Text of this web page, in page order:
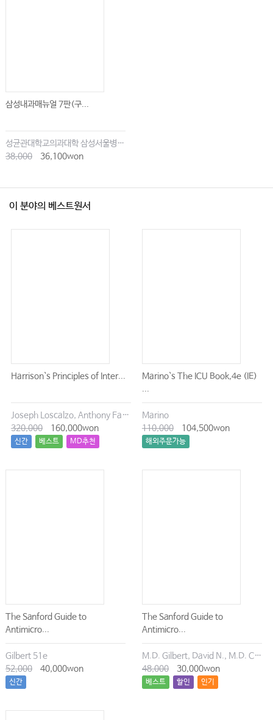
삼성내과매뉴얼 7판(구...
성균관대학교의과대학 삼성서울병원내과
38,000
36,100won
이 분야의 베스트원서
Harrison`s Principles of Inter...
Joseph Loscalzo, Anthony Fauci, Dennis Kasper, Stephen Hauser, Dan Longo, J. Larry Jameson
320,000
160,000won
신간 베스트 MD추천
Marino`s The ICU Book,4e (IE)
...
Marino
110,000
104,500won
해외주문가능
The Sanford Guide to
Antimicro...
Gilbert 51e
52,000
40,000won
신간
The Sanford Guide to
Antimicro...
M.D. Gilbert, David N., M.D. Chambers, Henry F., M.D. Eliopoulos, George M., M.D. Saag, Michael S., M.D. Pavia, Andrew T.
48,000
30,000won
베스트 할인 인기